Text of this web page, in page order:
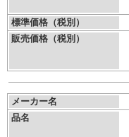
標準価格（税別）
販売価格（税別）
メーカー名
品名